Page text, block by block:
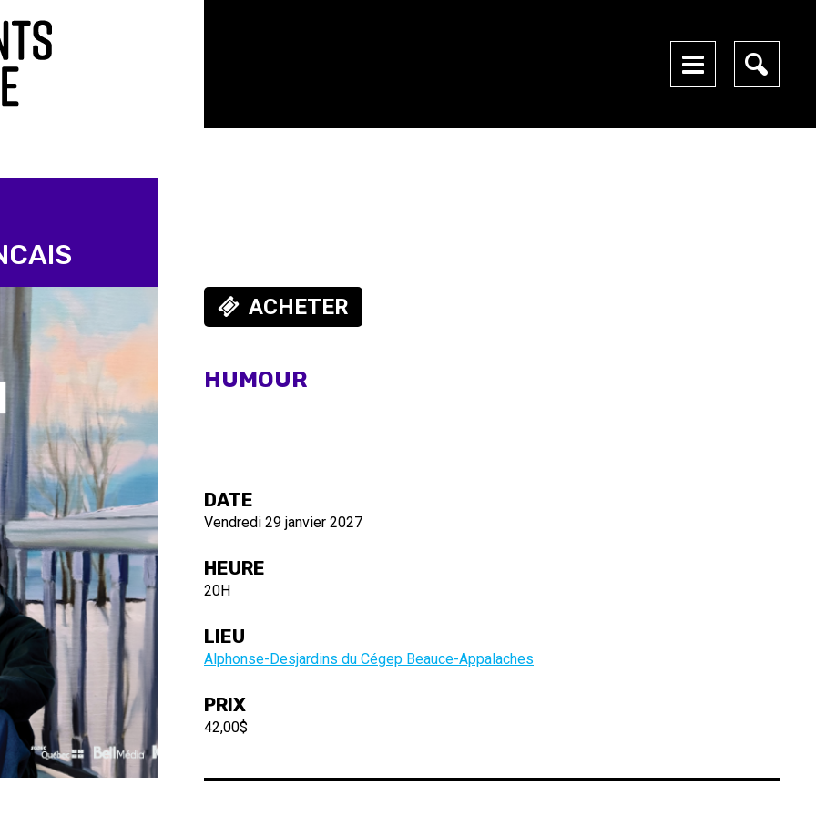
ACHETER
HUMOUR
DATE
Vendredi 29 janvier 2027
HEURE
20H
LIEU
Alphonse-Desjardins du Cégep Beauce-Appalaches
PRIX
42,00$